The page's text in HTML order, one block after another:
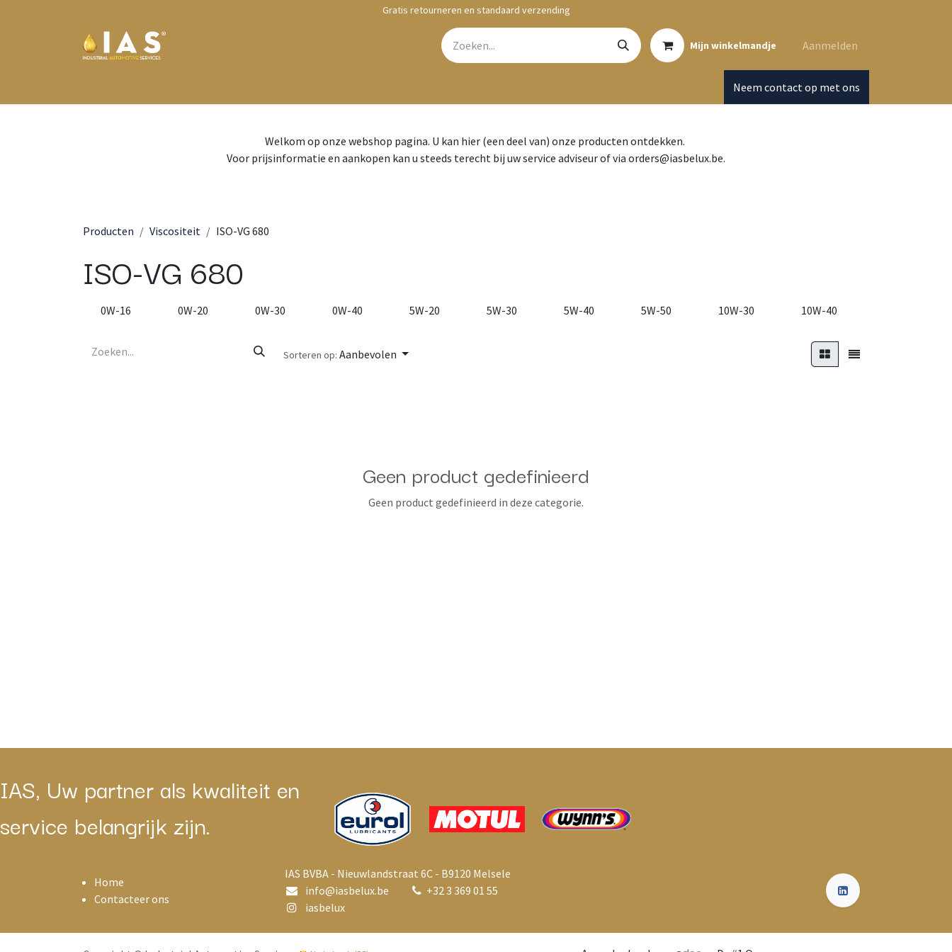
Gratis retourneren en standaard verzending
Mijn winkelmandje Aanmelden
Neem contact op met ons
Welkom op onze webshop pagina. U kan hier (een deel van) onze producten ontdekken.
Voor prijsinformatie en aankopen kan u steeds terecht bij uw service adviseur of via orders@iasbelux.be.
Producten Viscositeit ISO-VG 680
ISO-VG 680
0W-16 0W-20 0W-30 0W-40 5W-20 5W-30 5W-40 5W-50 10W-30 10W-40
Sorteren op: Aanbevolen
Geen product gedefinieerd
Geen product gedefinieerd in deze categorie.
IAS, Uw partner als kwaliteit en
service belangrijk zijn.
Home
Contacteer ons
IAS BVBA - Nieuwlandstraat 6C - B9120 Melsele
info@iasbelux.be +32 3 369 01 55
iasbelux